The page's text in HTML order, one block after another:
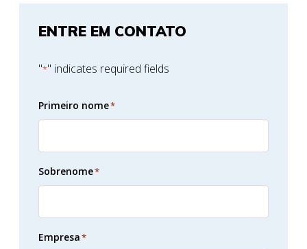
ENTRE EM CONTATO
"*" indicates required fields
Primeiro nome*
Sobrenome*
Empresa*